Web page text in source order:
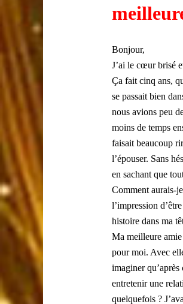
Bonjour,
J’ai le cœur brisé
Ça fait cinq ans,
se passait bien
nous avions peu
moins de temps
faisait beaucoup
l’épouser. Sans
en sachant que
Comment aurais-
l’impression
histoire dans ma
Ma meilleure
pour moi. Avec
imaginer qu’après
entretenir une
quelquefois ?